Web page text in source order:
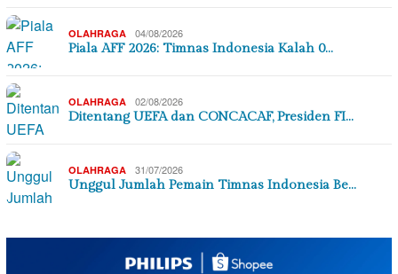
OLAHRAGA 04/08/2026
Piala AFF 2026: Timnas Indonesia Kalah 0…
OLAHRAGA 02/08/2026
Ditentang UEFA dan CONCACAF, Presiden FI…
OLAHRAGA 31/07/2026
Unggul Jumlah Pemain Timnas Indonesia Be…